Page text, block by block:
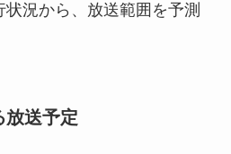
況から、放送範囲を予測
放送予定